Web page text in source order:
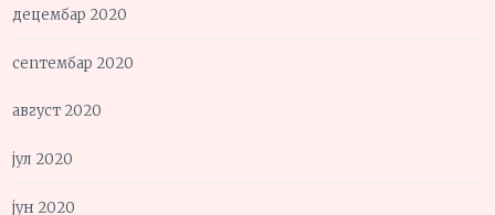
децембар 2020
септембар 2020
август 2020
јул 2020
јун 2020